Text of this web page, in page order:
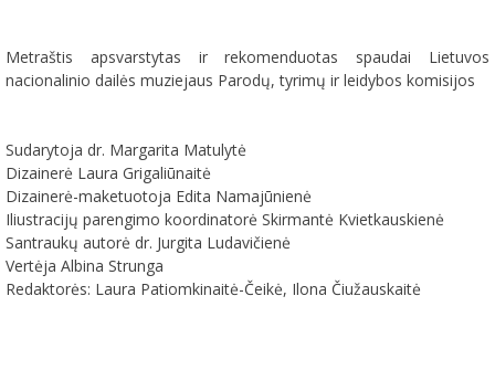
Metraštis apsvarstytas ir rekomenduotas spaudai Lietuvos
nacionalinio dailės muziejaus Parodų, tyrimų ir leidybos komisijos
Sudarytoja dr. Margarita Matulytė
Dizainerė Laura Grigaliūnaitė
Dizainerė-maketuotoja Edita Namajūnienė
Iliustracijų parengimo koordinatorė Skirmantė Kvietkauskienė
Santraukų autorė dr. Jurgita Ludavičienė
Vertėja Albina Strunga
Redaktorės: Laura Patiomkinaitė-Čeikė, Ilona Čiužauskaitė